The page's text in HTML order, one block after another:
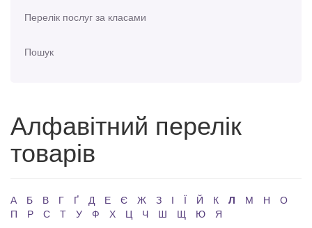
Перелік послуг за класами
Пошук
Алфавітний перелік
товарів
А Б В Г Ґ Д Е Є Ж З І Ї Й К Л М Н
О
П
Р С Т У Ф Х Ц Ч Ш Щ Ю Я